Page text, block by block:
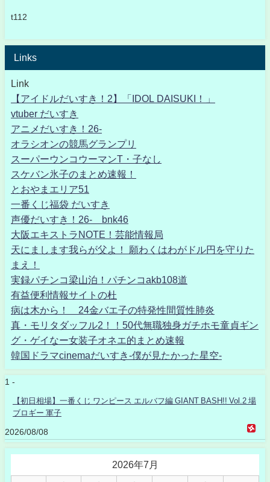
t112
Links
Link
【アイドルだいすき！2】「IDOL DAISUKI！」
vtuber だいすき
アニメだいすき！26-
オラシオンの競馬グランプリ
スーパーウンコウーマンT・子なし
スケバン氷子のまとめ速報！
とおやまエリア51
一番くじ福袋 だいすき
声優だいすき！26- bnk46
大阪エキストラNOTE！芸能情報局
天にまします我らが父よ！ 願わくはわがドル円を守りた
まえ！
実録パチンコ梁山泊！パチンコakb108道
有益便利情報サイトの杜
病は木から！ 24金バエ子の特発性間質性肺炎
真・モリタダッフル2！！50代無職独身ガチホモ童貞ギン
グ・ゲイなー女装子オネエ的まとめ速報
韓国ドラマcinemaだいすき-僕が見たかった星空-
1 -
【初日相場】一番くじ ワンピース エルバフ編 GIANT BASH!! Vol.2 場
ブロギー 軍子
2026/08/08
2026年7月